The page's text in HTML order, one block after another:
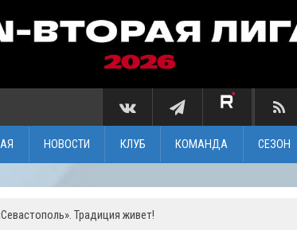
НОВОСТИ КЛУБ КОМАНДА СЕЗОН
Традиция живет!